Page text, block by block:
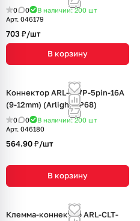
0 0 В наличии: 200 шт
Арт. 046179
703 ₽/шт
В корзину
Коннектор ARL-CWP-5pin-16A
(9-12mm) (Arlight, IP68)
0 0 В наличии: 200 шт
Арт. 046180
564.90 ₽/шт
В корзину
Клемма-коннектор ARL-CLT-